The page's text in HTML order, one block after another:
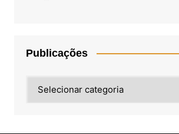
Publicações